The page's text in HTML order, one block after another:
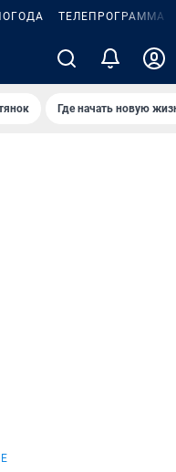
ТЕЛЕПРОГРАММА
Где начать новую